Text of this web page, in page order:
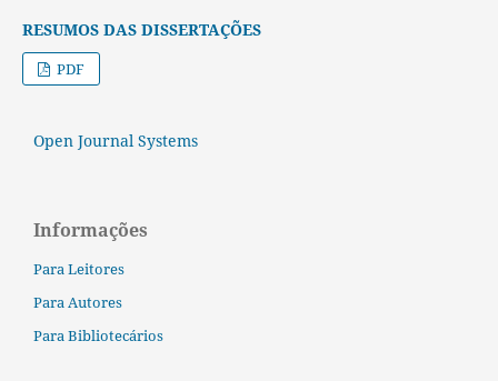
RESUMOS DAS DISSERTAÇÕES
PDF
Open Journal Systems
Informações
Para Leitores
Para Autores
Para Bibliotecários